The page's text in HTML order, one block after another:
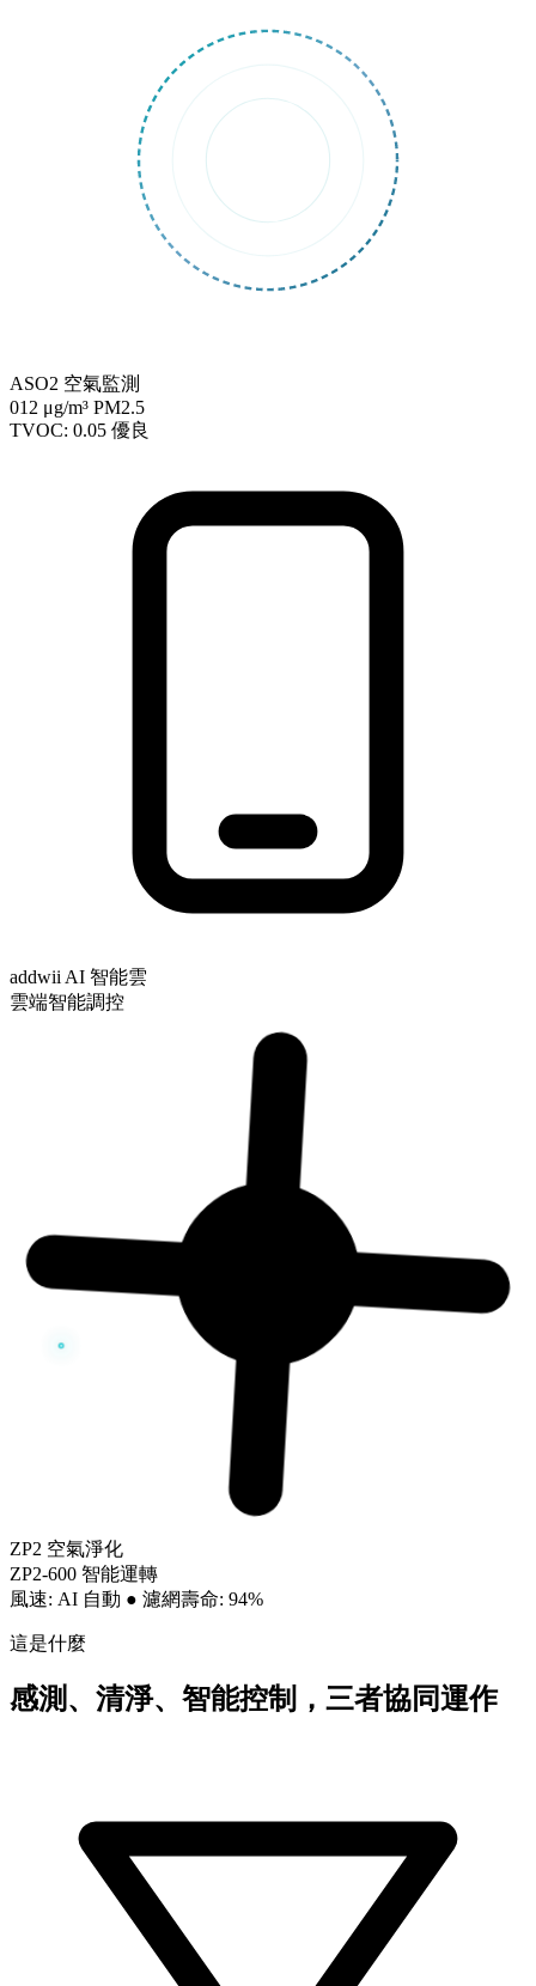
ASO2 空氣監測
012 μg/m³ PM2.5
TVOC: 0.05 優良
addwii AI 智能雲
雲端智能調控
ZP2 空氣淨化
ZP2-600 智能運轉
風速: AI 自動 ● 濾網壽命: 94%
這是什麼
感測、清淨、智能控制，三者協同運作